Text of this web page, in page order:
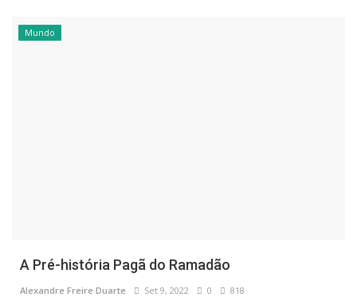
Mundo
A Pré-história Pagã do Ramadão
Alexandre Freire Duarte Set 9, 2022 0 818